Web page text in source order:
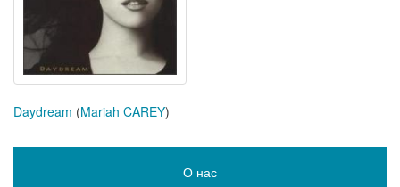
Daydream (Mariah CAREY)
О нас